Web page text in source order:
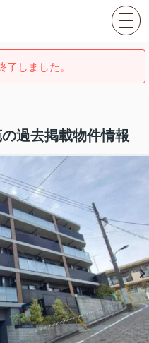
了しました。
過去掲載物件情報